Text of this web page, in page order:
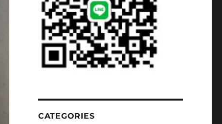
CATEGORIES